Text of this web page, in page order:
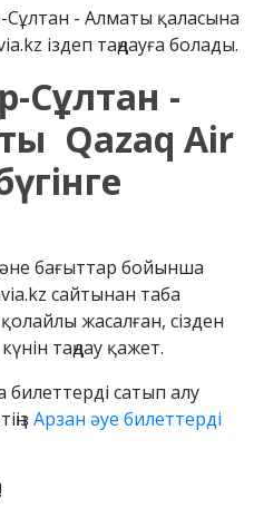
Сұлтан - Алматы қаласына
іздеп таңдауға болады.
Сұлтан -
Qazaq Air
бағыттар бойынша
сайтынан таба
жасалған, сізден
таңдау қажет.
сатып алу
Арзан әуе билеттерді